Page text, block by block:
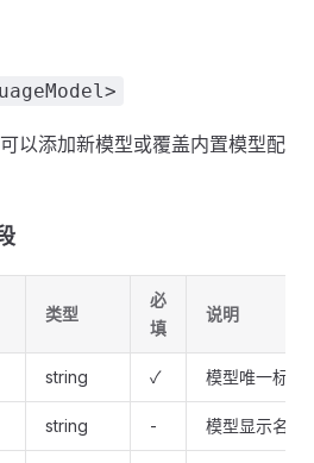
以添加新模型或覆盖内置模型配
类型
必
填
说明
string ✓ 模型唯一标识
string - 模型显示名称